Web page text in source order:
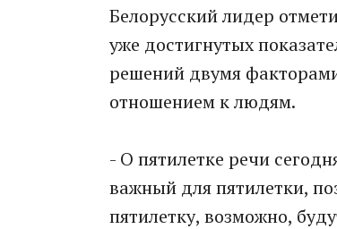
Белорусский лидер
уже достигнутых
решений двумя
отношением к людям.
- О пятилетке речи
важный для пятилетки,
пятилетку, возможно,